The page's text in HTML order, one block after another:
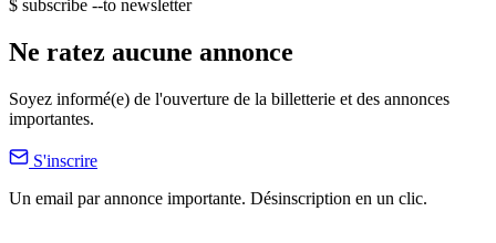
$ subscribe --to newsletter
Ne ratez aucune annonce
Soyez informé(e) de l'ouverture de la billetterie et des annonces
importantes.
S'inscrire
Un email par annonce importante. Désinscription en un clic.